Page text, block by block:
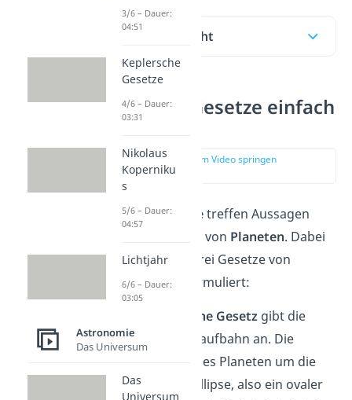
Inhaltsübersicht
Keplersche Gesetze einfach
zur Stelle im Video springen
(00:09)
Keplersche Gesetzetreffen Aussagen
von Planeten. Dabei
wurden folgende drei Gesetze von
Johannes Kepler formuliert:
1. Keplersche Gesetzgibt die
Form einer Umlaufbahn an. Die
Umlaufbahn eines Planeten um die
Sonne ist eine Ellipse, also ein ovaler
3/6 – Dauer:
04:51
Keplersche
Gesetze
4/6 – Dauer:
03:31
Nikolaus
Koperniku
s
5/6 – Dauer:
04:57
Lichtjahr
6/6 – Dauer:
03:05
Astronomie
Das Universum
Das
Universum